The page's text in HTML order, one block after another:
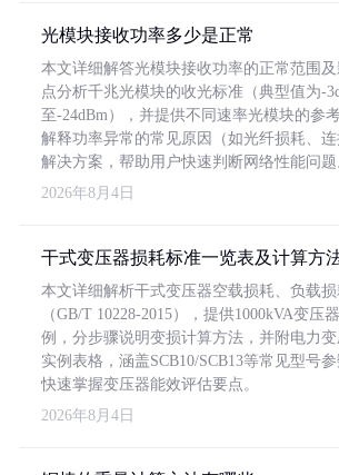
光模块接收功率多少是正常
本文详细解答光模块接收功率的正常范围
点分析千兆光模块的收光标准（典型值为-
至-24dBm），并提供不同速率光模块的参
解释功率异常的常见原因（如光纤损耗、连
解决方案，帮助用户快速判断网络性能问题
2026年8月4日
干式变压器损耗标准一览表及计算方
本文详细解析干式变压器空载损耗、负载
（GB/T 10228-2015），提供1000kVA变压
例，分步骤说明变损计算方法，并附电力
实例表格，涵盖SCB10/SCB13等常见型号
快速掌握变压器能效评估要点。
2026年8月4日